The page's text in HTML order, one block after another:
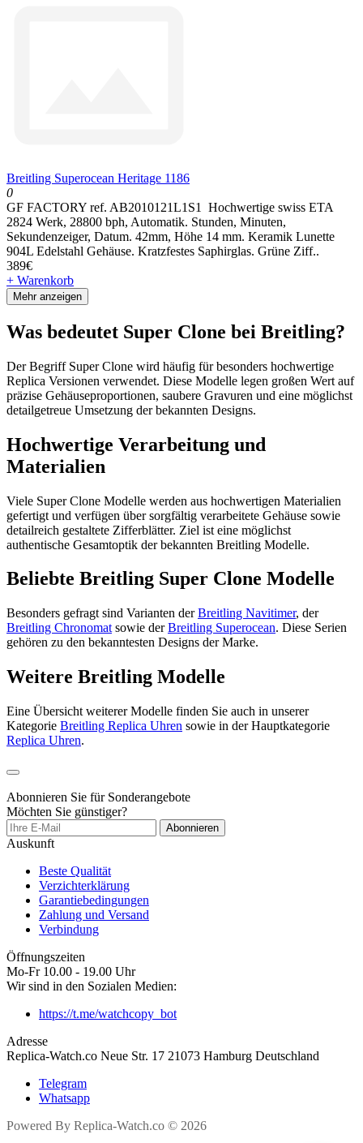
Breitling Superocean Heritage 1186
0
GF FACTORY ref. AB2010121L1S1 Hochwertige swiss ETA
2824 Werk, 28800 bph, Automatik. Stunden, Minuten,
Sekundenzeiger, Datum. 42mm, Höhe 14 mm. Keramik Lunette
904L Edelstahl Gehäuse. Kratzfestes Saphirglas. Grüne Ziff..
389€
+ Warenkorb
Mehr anzeigen
Was bedeutet Super Clone bei Breitling?
Der Begriff Super Clone wird häufig für besonders hochwertige
Replica Versionen verwendet. Diese Modelle legen großen Wert auf
präzise Gehäuseproportionen, saubere Gravuren und eine möglichst
detailgetreue Umsetzung der bekannten Designs.
Hochwertige Verarbeitung und
Materialien
Viele Super Clone Modelle werden aus hochwertigen Materialien
gefertigt und verfügen über sorgfältig verarbeitete Gehäuse sowie
detailreich gestaltete Zifferblätter. Ziel ist eine möglichst
authentische Gesamtoptik der bekannten Breitling Modelle.
Beliebte Breitling Super Clone Modelle
Besonders gefragt sind Varianten derBreitling Navitimer, der
Breitling Chronomat sowie derBreitling Superocean. Diese Serien
gehören zu den bekanntesten Designs der Marke.
Weitere Breitling Modelle
Eine Übersicht weiterer Modelle finden Sie auch in unserer
Kategorie Breitling Replica Uhren sowie in der Hauptkategorie
Replica Uhren.
Abonnieren Sie für Sonderangebote
Möchten Sie günstiger?
Abonnieren
Auskunft
Beste Qualität
Verzichterklärung
Garantiebedingungen
Zahlung und Versand
Verbindung
Öffnungszeiten
Mo-Fr 10.00 - 19.00 Uhr
Wir sind in den Sozialen Medien:
https://t.me/watchcopy_bot
Adresse
Replica-Watch.co Neue Str. 17 21073 Hamburg Deutschland
Telegram
Whatsapp
Powered By Replica-Watch.co © 2026